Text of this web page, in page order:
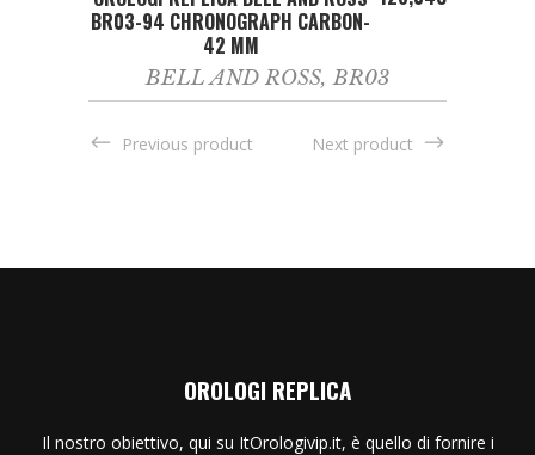
BR03-94 CHRONOGRAPH CARBON-
42 MM
BELL AND ROSS,BR03
Previous product Next product
OROLOGI REPLICA
Il nostro obiettivo, qui su ItOrologivip.it, è quello di fornire i